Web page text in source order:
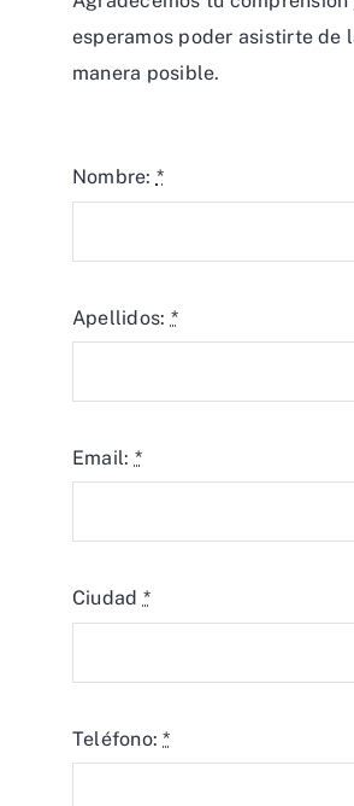
esperamos poder asistirte de
manera posible.
Nombre: *
Apellidos: *
Email: *
Ciudad *
Teléfono:*